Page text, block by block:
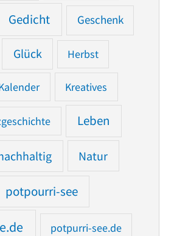
Gedicht Geschenk
Glück Herbst
Kreatives
Leben
Natur
potpourri-see
potpurri-see.de